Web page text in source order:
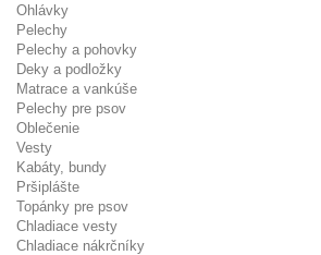
Ohlávky
Pelechy
Pelechy a pohovky
Deky a podložky
Matrace a vankúše
Pelechy pre psov
Oblečenie
Vesty
Kabáty, bundy
Pršiplášte
Topánky pre psov
Chladiace vesty
Chladiace nákrčníky